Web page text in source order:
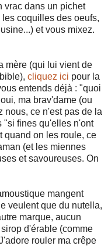
vrac dans un pichet
coquilles des oeufs,
et vous mixez.
mère (qui lui vient de
cliquez ici pour la
entends déjà : "quoi
ma brav'dame (ou
nous, ce n'est pas de la
"si fines qu'elles n'ont
quand on les roule, ce
(et les miennes
et savoureuses. On
mangent
veulent que du nutella,
marque, aucun
d'érable (comme
rouler ma crêpe